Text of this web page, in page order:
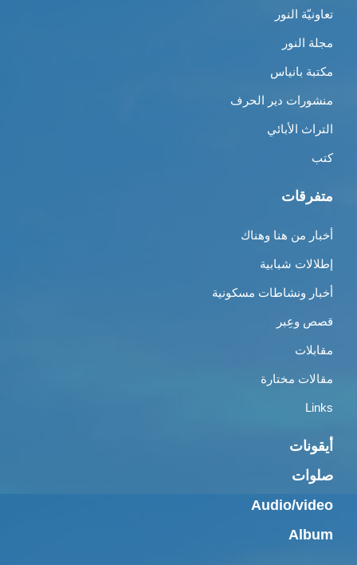
تعاونيّة النور
مجلة النور
مكتبة بانياس
منشورات دير الحرف
التراث الأبائي
كتب
متفرقات
أخبار من هنا وهناك
إطلالات شبابية
أخبار ونشاطات مسكونية
قصص وعِبر
مقابلات
مقالات مختارة
Links
أيقونات
صلوات
Audio/video
Album